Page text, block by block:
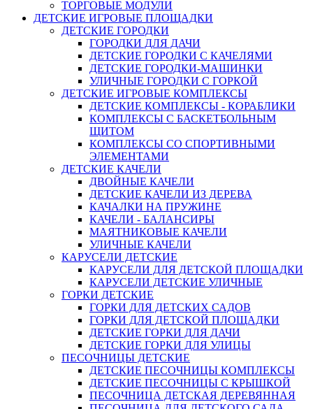
ТОРГОВЫЕ МОДУЛИ
ДЕТСКИЕ ИГРОВЫЕ ПЛОЩАДКИ
ДЕТСКИЕ ГОРОДКИ
ГОРОДКИ ДЛЯ ДАЧИ
ДЕТСКИЕ ГОРОДКИ С КАЧЕЛЯМИ
ДЕТСКИЕ ГОРОДКИ-МАШИНКИ
УЛИЧНЫЕ ГОРОДКИ С ГОРКОЙ
ДЕТСКИЕ ИГРОВЫЕ КОМПЛЕКСЫ
ДЕТСКИЕ КОМПЛЕКСЫ - КОРАБЛИКИ
КОМПЛЕКСЫ С БАСКЕТБОЛЬНЫМ
ЩИТОМ
КОМПЛЕКСЫ СО СПОРТИВНЫМИ
ЭЛЕМЕНТАМИ
ДЕТСКИЕ КАЧЕЛИ
ДВОЙНЫЕ КАЧЕЛИ
ДЕТСКИЕ КАЧЕЛИ ИЗ ДЕРЕВА
КАЧАЛКИ НА ПРУЖИНЕ
КАЧЕЛИ - БАЛАНСИРЫ
МАЯТНИКОВЫЕ КАЧЕЛИ
УЛИЧНЫЕ КАЧЕЛИ
КАРУСЕЛИ ДЕТСКИЕ
КАРУСЕЛИ ДЛЯ ДЕТСКОЙ ПЛОЩАДКИ
КАРУСЕЛИ ДЕТСКИЕ УЛИЧНЫЕ
ГОРКИ ДЕТСКИЕ
ГОРКИ ДЛЯ ДЕТСКИХ САДОВ
ГОРКИ ДЛЯ ДЕТСКОЙ ПЛОЩАДКИ
ДЕТСКИЕ ГОРКИ ДЛЯ ДАЧИ
ДЕТСКИЕ ГОРКИ ДЛЯ УЛИЦЫ
ПЕСОЧНИЦЫ ДЕТСКИЕ
ДЕТСКИЕ ПЕСОЧНИЦЫ КОМПЛЕКСЫ
ДЕТСКИЕ ПЕСОЧНИЦЫ С КРЫШКОЙ
ПЕСОЧНИЦА ДЕТСКАЯ ДЕРЕВЯННАЯ